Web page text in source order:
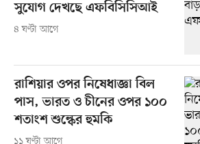
সুযোগ দেখছে এফবিসিসিআই
৪ ঘণ্টা আগে
রাশিয়ার ওপর নিষেধাজ্ঞা বিল
পাস, ভারত ও চীনের ওপর ১০০
শতাংশ শুল্কের হুমকি